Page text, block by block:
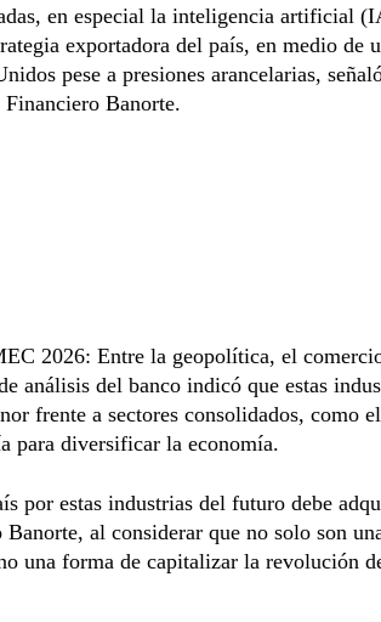
en especial la inteligencia artificial
exportadora del país, en medio de
pese a presiones arancelarias,
Banorte.
2026: Entre la geopolítica, el
análisis del banco indicó que estas
frente a sectores consolidados, como
para diversificar la economía.
por estas industrias del futuro debe
Banorte, al considerar que no solo son
una forma de capitalizar la revolución